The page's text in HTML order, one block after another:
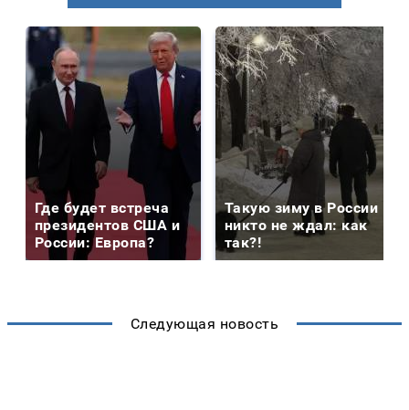
Где будет встреча
президентов США и
России: Европа?
Такую зиму в России
никто не ждал: как
так?!
Следующая новость